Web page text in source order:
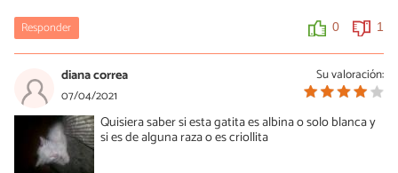
Responder 0 1
Su valoración:
diana correa
07/04/2021
Quisiera saber si esta gatita es albina o solo blanca y
si es de alguna raza o es criollita